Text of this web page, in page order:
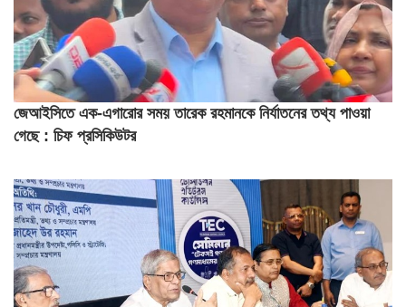
জেআইসিতে এক-এগারোর সময় তারেক রহমানকে নির্যাতনের তথ্য পাওয়া
গেছে : চিফ প্রসিকিউটর